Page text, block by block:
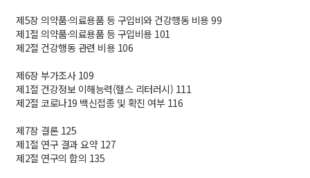
제5장 의약품·의료용품 등 구입비와 건강행동 비용 99
제1절 의약품·의료용품 등 구입비용 101
제2절 건강행동 관련 비용 106
제6장 부가조사 109
제1절 건강정보 이해능력(헬스 리터러시) 111
제2절 코로나19 백신접종 및 확진 여부 116
제7장 결론 125
제1절 연구 결과 요약 127
제2절 연구의 함의 135